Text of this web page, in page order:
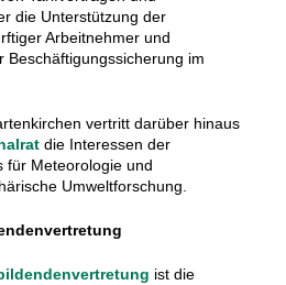
die Unterstützung der
Arbeitnehmer und
Beschäftigungssicherung im
vertritt darüber hinaus
die Interessen der
für Meteorologie und
Umweltforschung.
ist die